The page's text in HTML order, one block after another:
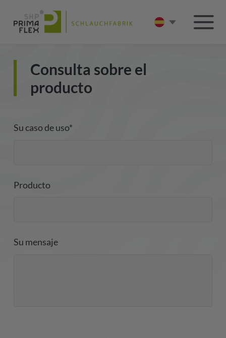
Consulta sobre el
producto
Su caso de uso*
Producto
Su mensaje